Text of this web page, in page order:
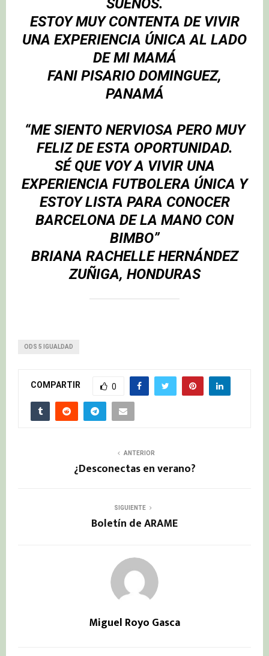
SUEÑOS.
ESTOY MUY CONTENTA DE VIVIR
UNA EXPERIENCIA ÚNICA AL LADO
DE MI MAMÁ
FANI PISARIO DOMINGUEZ,
PANAMÁ
“ME SIENTO NERVIOSA PERO MUY
FELIZ DE ESTA OPORTUNIDAD.
SÉ QUE VOY A VIVIR UNA
EXPERIENCIA FUTBOLERA ÚNICA Y
ESTOY LISTA PARA CONOCER
BARCELONA DE LA MANO CON
BIMBO”
BRIANA RACHELLE HERNÁNDEZ
ZUÑIGA, HONDURAS
ODS 5 IGUALDAD
COMPARTIR 0
ANTERIOR
¿Desconectas en verano?
SIGUIENTE
Boletín de ARAME
Miguel Royo Gasca